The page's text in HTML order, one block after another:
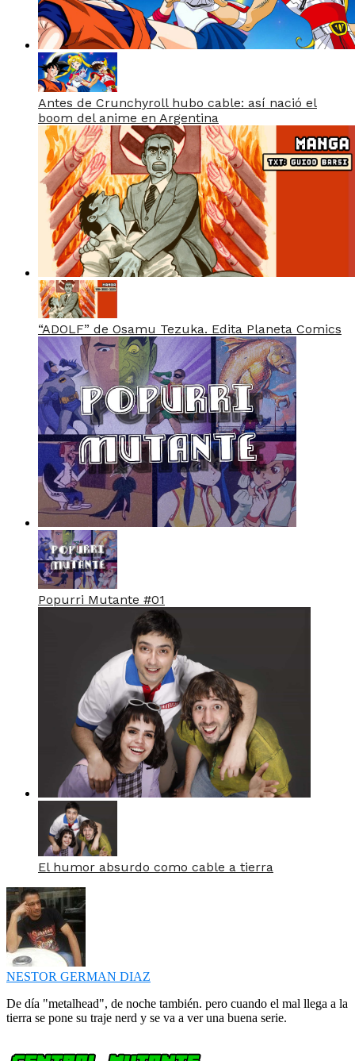
Antes de Crunchyroll hubo cable: así nació el
boom del anime en Argentina
“ADOLF” de Osamu Tezuka. Edita Planeta Comics
Popurri Mutante #01
El humor absurdo como cable a tierra
NESTOR GERMAN DIAZ
De día "metalhead", de noche también. pero cuando el mal llega a la
tierra se pone su traje nerd y se va a ver una buena serie.